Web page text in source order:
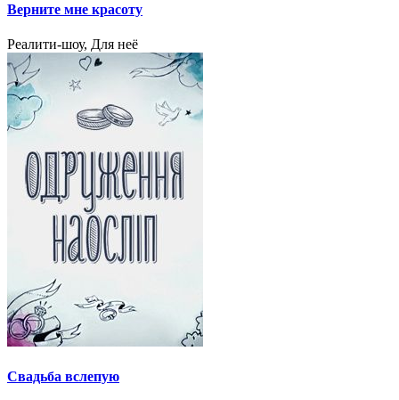
Верните мне красоту
Реалити-шоу, Для неё
Свадьба вслепую